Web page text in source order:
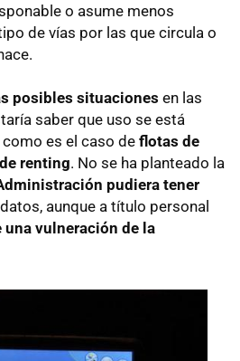
o asume menos
de vías por las que circula o
posibles situaciones en las
saber que uso se está
es el caso de flotas de
renting. No se ha planteado la
pudiera tener
aunque a título personal
una vulneración de la